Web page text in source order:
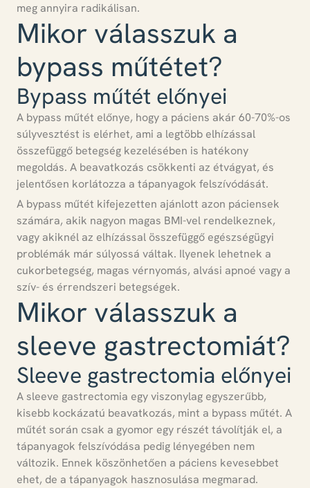
meg annyira radikálisan.
Mikor válasszuk a
bypass műtétet?
Bypass műtét előnyei
A bypass műtét előnye, hogy a páciens akár 60-70%-os
súlyvesztést is elérhet, ami a legtöbb elhízással
összefüggő betegség kezelésében is hatékony
megoldás. A beavatkozás csökkenti az étvágyat, és
jelentősen korlátozza a tápanyagok felszívódását.
A bypass műtét kifejezetten ajánlott azon páciensek
számára, akik nagyon magas BMI-vel rendelkeznek,
vagy akiknél az elhízással összefüggő egészségügyi
problémák már súlyossá váltak. Ilyenek lehetnek a
cukorbetegség, magas vérnyomás, alvási apnoé vagy a
szív- és érrendszeri betegségek.
Mikor válasszuk a
sleeve gastrectomiát?
Sleeve gastrectomia előnyei
A sleeve gastrectomia egy viszonylag egyszerűbb,
kisebb kockázatú beavatkozás, mint a bypass műtét. A
műtét során csak a gyomor egy részét távolítják el, a
tápanyagok felszívódása pedig lényegében nem
változik. Ennek köszönhetően a páciens kevesebbet
ehet, de a tápanyagok hasznosulása megmarad.